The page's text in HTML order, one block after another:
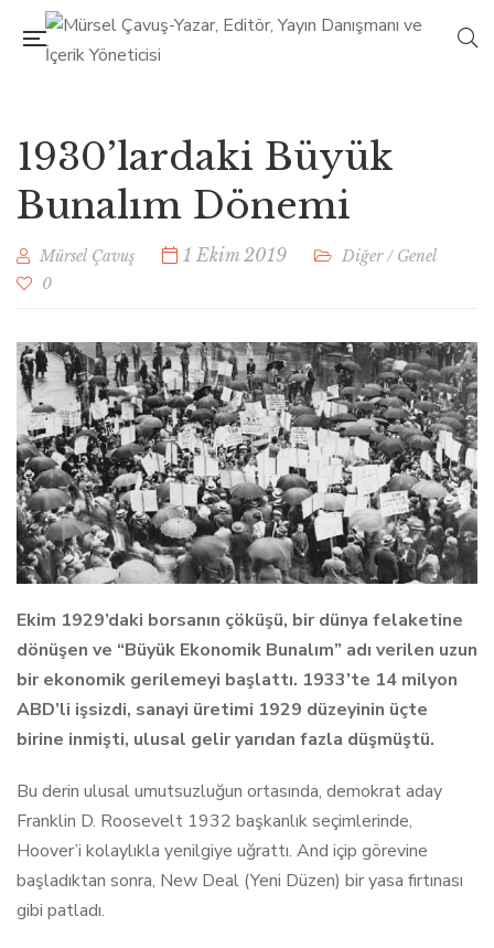
1930’lardaki Büyük
Bunalım Dönemi
Mürsel Çavuş 1 Ekim 2019 Diğer/ Genel
0
Ekim 1929’daki borsanın çöküşü, bir dünya felaketine
dönüşen ve “Büyük Ekonomik Bunalım” adı verilen uzun
bir ekonomik gerilemeyi başlattı. 1933’te 14 milyon
ABD’li işsizdi, sanayi üretimi 1929 düzeyinin üçte
birine inmişti, ulusal gelir yarıdan fazla düşmüştü.
Bu derin ulusal umutsuzluğun ortasında, demokrat aday
Franklin D. Roosevelt 1932 başkanlık seçimlerinde,
Hoover’i kolaylıkla yenilgiye uğrattı. And içip görevine
başladıktan sonra, New Deal (Yeni Düzen) bir yasa fırtınası
gibi patladı.